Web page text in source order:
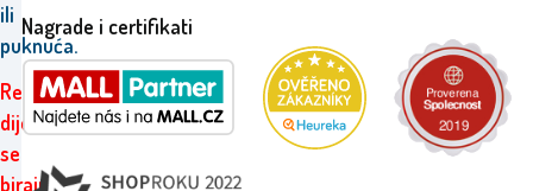
ili
puknuća.
Rezervni
dijelovi
se
biraju
Nagrade i certifikati